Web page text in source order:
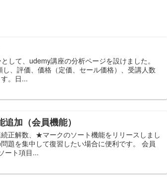
して、udemy講座の分析ページを設けました。
、評価、価格（定価、セール価格）、受講人数
。日...
加（会員機能）
正解数、★マークのソート機能をリリースしまし
題を集中して復習したい場合に便利です。 会員
ート項目...